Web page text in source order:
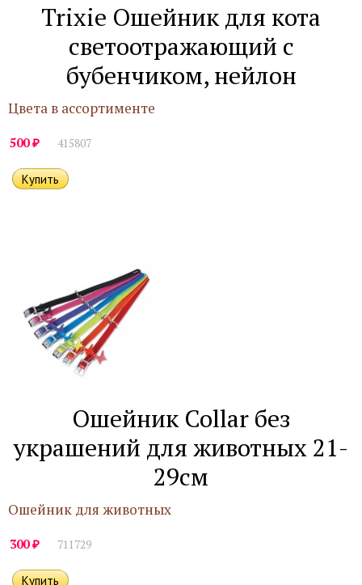
Trixie Ошейник для кота
светоотражающий с
бубенчиком, нейлон
Цвета в ассортименте
500₽ 415807
Ошейник Collar без
украшений для животных 21-
29см
Ошейник для животных
300₽ 711729